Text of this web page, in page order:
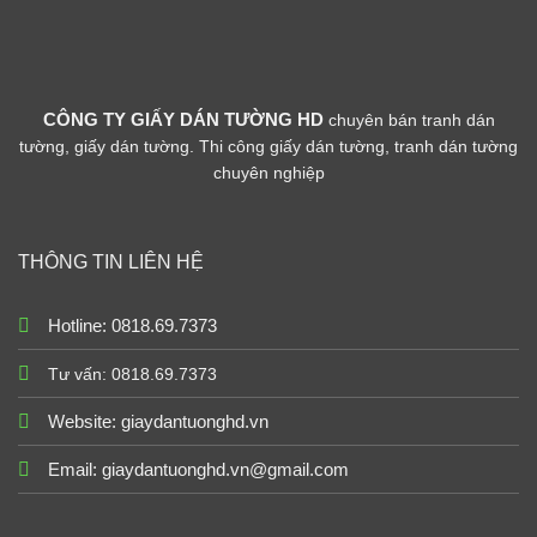
CÔNG TY GIẤY DÁN TƯỜNG HD chuyên bán tranh dán
tường, giấy dán tường. Thi công giấy dán tường, tranh dán tường
chuyên nghiệp
THÔNG TIN LIÊN HỆ
Hotline: 0818.69.7373
Tư vấn: 0818.69.7373
Website: giaydantuonghd.vn
Email: giaydantuonghd.vn@gmail.com